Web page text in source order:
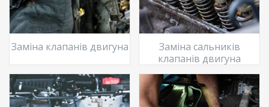
Заміна клапанів двигуна
Заміна сальників
клапанів двигуна